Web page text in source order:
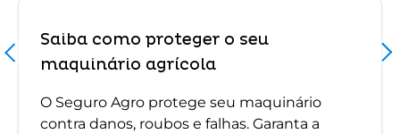
Saiba como proteger o seu
maquinário agrícola
O Seguro Agro protege seu maquinário
contra danos, roubos e falhas. Garanta a